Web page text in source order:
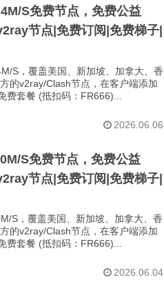
S免费节点，免费公益
节点|免费订阅|免费梯子|
S，覆盖美国、新加坡、加拿大、香
的v2ray/Clash节点，在客户端添加
费套餐 (抵扣码：FR666)...
2026.06.06
S免费节点，免费公益
节点|免费订阅|免费梯子|
S，覆盖美国、新加坡、加拿大、香
的v2ray/Clash节点，在客户端添加
费套餐 (抵扣码：FR666)...
2026.06.04